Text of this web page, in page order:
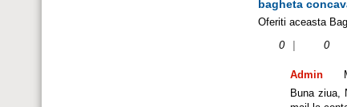
bagheta
Oferiti aceasta
0
0
Admin
Buna ziua,